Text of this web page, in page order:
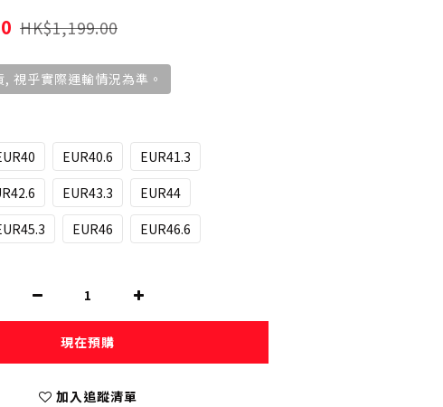
HK$1,199.00
視乎實際運輸情況為準。
EUR40.6
EUR41.3
EUR43.3
EUR44
EUR46 EUR46.6
現在預購
加入追蹤清單